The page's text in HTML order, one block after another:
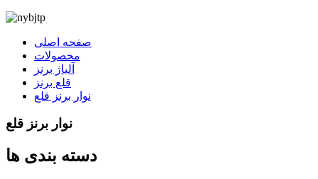
صفحه اصلی
محصولات
آلیاژ برنز
قلع برنز
نوار برنز قلع
نوار برنز قلع
دسته بندی ها